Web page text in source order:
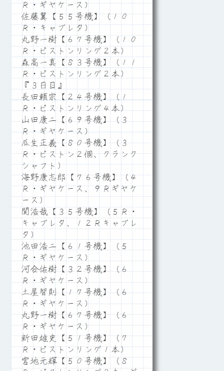
Ｒ・ギヤケース）
佐藤翼【５５号機】（１０
Ｒ・キャブレタ）
丸野一樹【６７号機】（１０
Ｒ・ピストンリング２本）
森高一真【８３号機】（１１
Ｒ・ピストンリング２本）
『３日目』
長田頼宗【２４号機】（１
Ｒ・ピストンリング４本）
山田康二【６９号機】（３
Ｒ・ギヤケース）
瓜生正義【８０号機】（３
Ｒ・ピストン２個、クランク
シャフト）
海野康志郎【７６号機】（４
Ｒ・ギヤケース、９Ｒギヤケ
ース）
関浩哉【３５号機】（５Ｒ・
キャブレタ、１２Ｒキャブレ
タ）
池田浩二【６１号機】（５
Ｒ・ギヤケース）
河合佑樹【３２号機】（６
Ｒ・ギヤケース）
土屋智則【１７号機】（６
Ｒ・ギヤケース）
丸野一樹【６７号機】（６
Ｒ・ギヤケース）
新田雄史【５１号機】（７
Ｒ・ピストンリング１本）
宮地元輝【５０号機】（８